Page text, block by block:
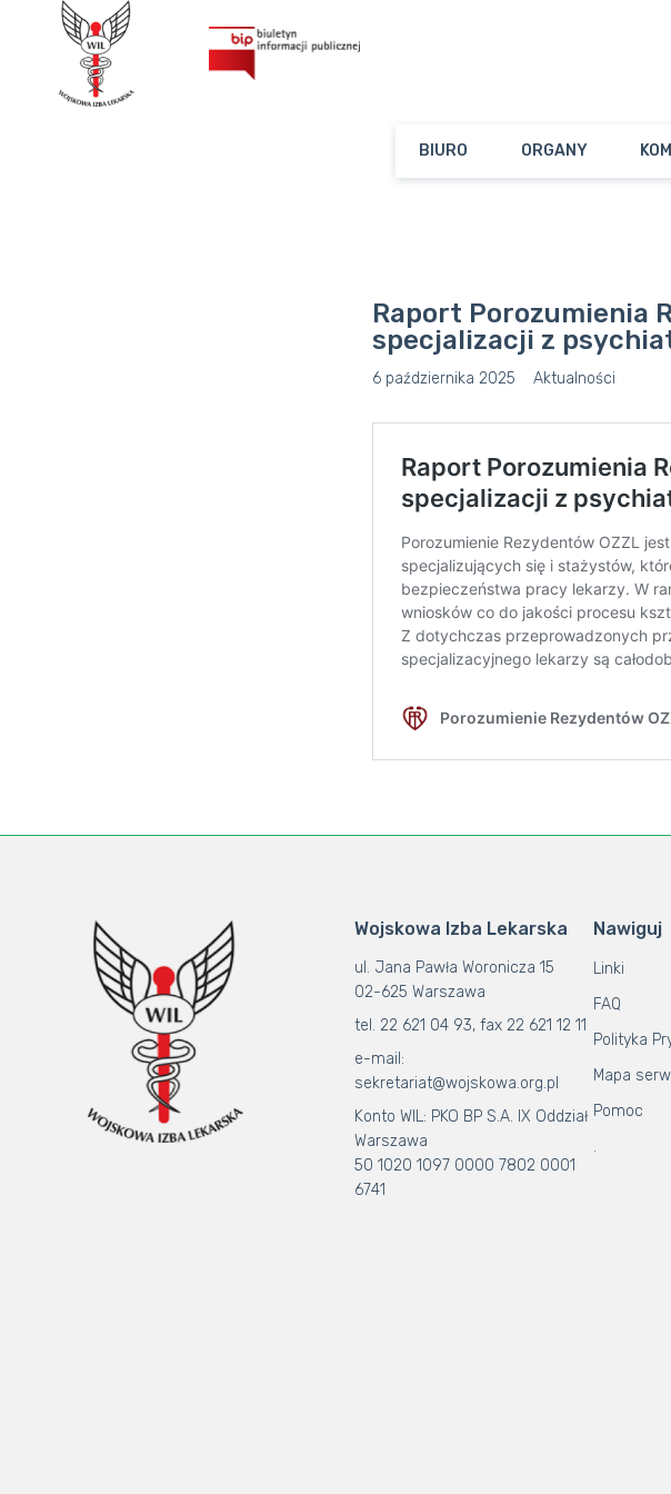
BIURO ORGANY
Raport Porozumienia
specjalizacji z
6 października 2025 Aktualności
Wojskowa Izba Lekarska
ul. Jana Pawła Woronicza 15
02-625 Warszawa
tel. 22 621 04 93, fax 22 621 12 11
e-mail:
sekretariat@wojskowa.org.pl
Konto WIL: PKO BP S.A. IX Oddział
Warszawa
50 1020 1097 0000 7802 0001
6741
Nawiguj
Linki
FAQ
Polityka
Mapa
Pomoc
.